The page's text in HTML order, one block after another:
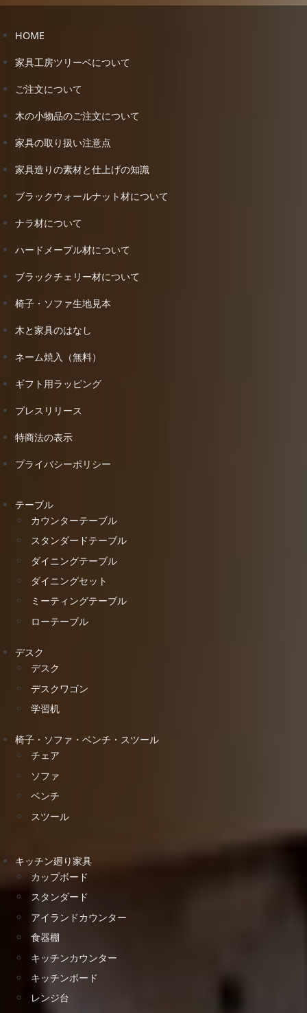
HOME
家具工房ツリーベについて
ご注文について
木の小物品のご注文について
家具の取り扱い注意点
家具造りの素材と仕上げの知識
ブラックウォールナット材について
ナラ材について
ハードメープル材について
ブラックチェリー材について
椅子・ソファ生地見本
木と家具のはなし
ネーム焼入（無料）
ギフト用ラッピング
プレスリリース
特商法の表示
プライバシーポリシー
テーブル
カウンターテーブル
スタンダードテーブル
ダイニングテーブル
ダイニングセット
ミーティングテーブル
ローテーブル
デスク
デスク
デスクワゴン
学習机
椅子・ソファ・ベンチ・スツール
チェア
ソファ
ベンチ
スツール
キッチン廻り家具
カップボード
スタンダード
アイランドカウンター
食器棚
キッチンカウンター
キッチンボード
レンジ台